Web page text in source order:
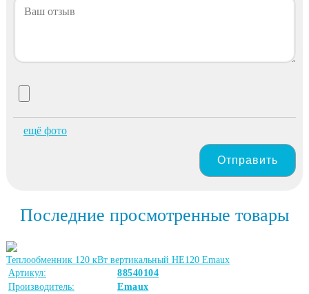
ещё фото
Отправить
Последние просмотренные товары
Теплообменник 120 кВт вертикальный HE120 Emaux
Артикул:
88540104
Производитель:
Emaux